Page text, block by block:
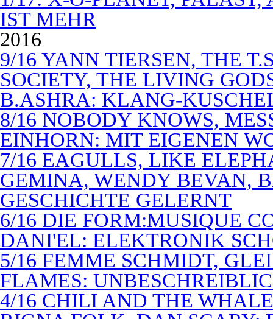
IST MEHR
2016
9/16 YANN TIERSEN, THE
SOCIETY, THE LIVING
B.ASHRA: KLANG-
8/16 NOBODY KNOWS,
EINHORN: MIT EIGENEN
7/16 EAGULLS, LIKE
GEMINA, WENDY BEVAN,
GESCHICHTE GELERNT
6/16 DIE FORM:MUSIQUE
DANI'EL: ELEKTRONIK
5/16 FEMME SCHMIDT,
FLAMES:
4/16 CHILI AND THE